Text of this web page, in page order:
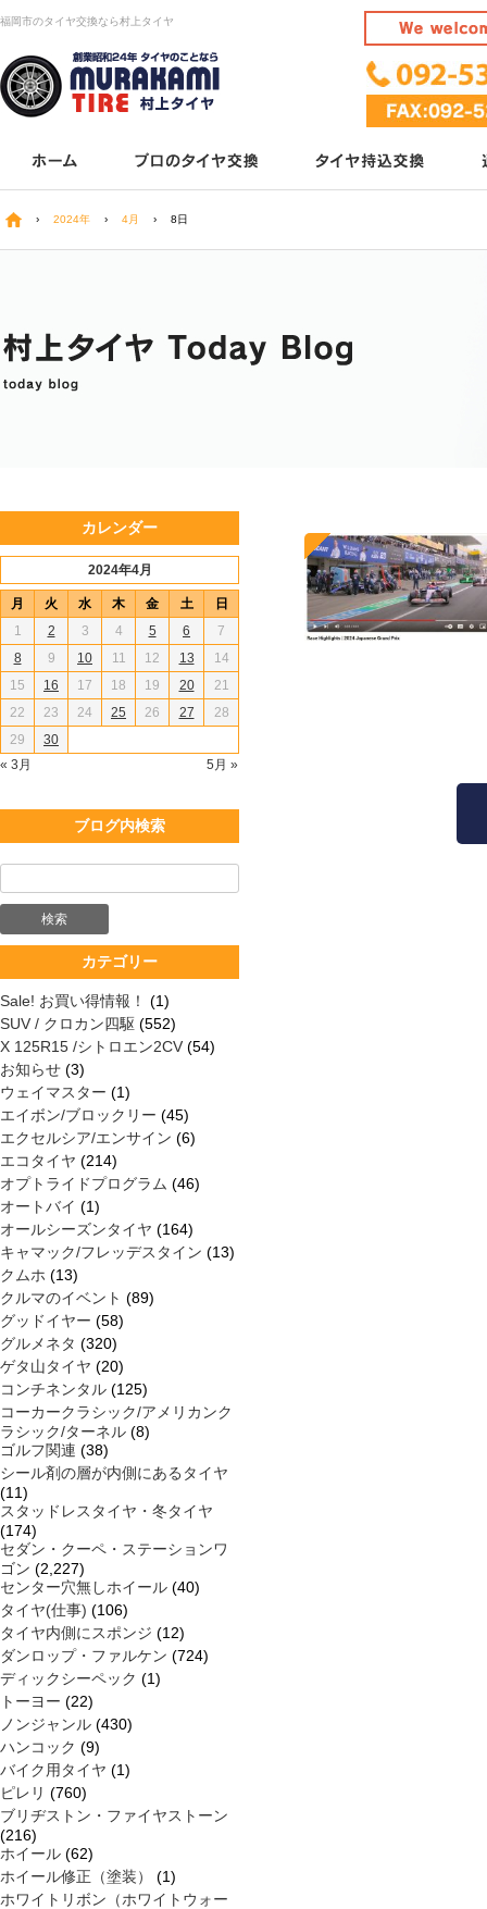
福岡市のタイヤ交換なら村上タイヤ
› 2024年 › 4月 › 8日
カレンダー
2024年4月
月 火 水 木 金 土 日
« 3月 5月 »
1 2 3 4 5 6
7
8
9 10 11 12 13
14
15
16 17 18 19 20
21
22
23 24 25 26 27
28
29
30
ブログ内検索
カテゴリー
Sale! お買い得情報！
(1)
SUV / クロカン四駆 (552)
X 125R15 /シトロエン2CV (54)
お知らせ (3)
ウェイマスター (1)
エイボン/ブロックリー (45)
エクセルシア/エンサイン (6)
エコタイヤ (214)
オプトライドプログラム (46)
オートバイ (1)
オールシーズンタイヤ (164)
キャマック/フレッデスタイン (13)
クムホ (13)
クルマのイベント (89)
グッドイヤー (58)
グルメネタ (320)
ゲタ山タイヤ (20)
コンチネンタル (125)
コーカークラシック/アメリカンク
ラシック/ターネル (8)
ゴルフ関連 (38)
シール剤の層が内側にあるタイヤ
(11)
スタッドレスタイヤ・冬タイヤ
(174)
セダン・クーペ・ステーションワ
ゴン (2,227)
センター穴無しホイール (40)
タイヤ(仕事) (106)
タイヤ内側にスポンジ (12)
ダンロップ・ファルケン (724)
ディックシーペック (1)
トーヨー (22)
ノンジャンル (430)
ハンコック (9)
バイク用タイヤ (1)
ピレリ (760)
ブリヂストン・ファイヤストーン
(216)
ホイール (62)
ホイール修正（塗装）
(1)
ホワイトリボン（ホワイトウォー